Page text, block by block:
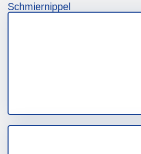
Schmiernippel